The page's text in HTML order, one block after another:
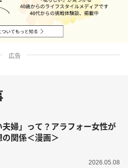
広告
夫婦」って？アラフォー女性が
関係＜漫画＞
2026.05.08